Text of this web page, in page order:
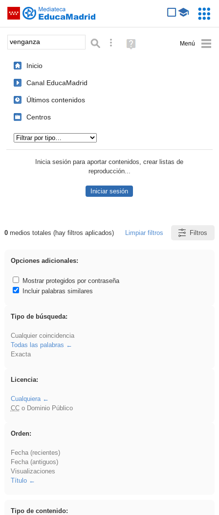
Saltar navegación
Palabra o frase: Búsqueda avanzada
Ayuda
(en
Inicio
Canal EducaMadrid
Últimos contenidos
Centros
Inicia sesión para aportar contenidos, crear listas de
reproducción...
Iniciar sesión
Resultados de: venganza
0medios totales (hay filtros aplicados) Limpiar filtros Filtros
Opciones adicionales:
Mostrar protegidos por contraseña
Incluir palabras similares
Tipo de búsqueda:
Cualquier coincidencia
Todas las palabras
Exacta
Licencia:
Cualquiera
CCo Dominio Público
Orden:
Fecha (recientes)
Fecha (antiguos)
Visualizaciones
Título
Tipo de contenido: